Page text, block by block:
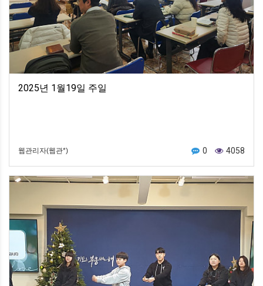
2025년 1월19일 주일
웹관리자(웹관*) 0 4058